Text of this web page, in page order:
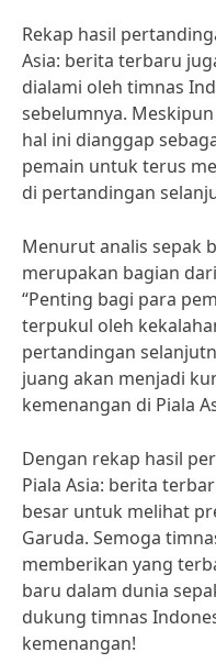
Rekap hasil
Asia: berita terbaru
dialami oleh timnas
sebelumnya.
hal ini dianggap
pemain untuk terus
di pertandingan
Menurut analis sepak
merupakan bagian
“Penting bagi para
terpukul oleh
pertandingan
juang akan menjadi
kemenangan di Piala
Dengan rekap hasil
Piala Asia: berita
besar untuk melihat
Garuda. Semoga
memberikan yang
baru dalam dunia
dukung timnas
kemenangan!